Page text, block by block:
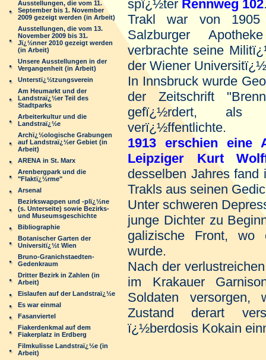
Ausstellungen, die vom 11.
September bis 1. November
2009 gezeigt werden (in Arbeit)
Ausstellungen, die vom 13.
November 2009 bis 31.
Jï¿½nner 2010 gezeigt werden
(in Arbeit)
Unsere Ausstellungen in der
Vergangenheit (in Arbeit)
Unterstï¿½tzungsverein
Am Heumarkt und der
Landstraï¿½er Teil des
Stadtparks
Arbeiterkultur und die
Landstraï¿½e
Archï¿½ologische Grabungen
auf Landstraï¿½er Gebiet (in
Arbeit)
ARENA in St. Marx
Arenbergpark und die
"Flaktï¿½rme"
Arsenal
Bezirkswappen und -plï¿½ne
(s. Unterseite) sowie Bezirks-
und Museumsgeschichte
Bibliographie
Botanischer Garten der
Universitï¿½t Wien
Bruno-Granichstaedten-
Gedenkraum
Dritter Bezirk in Zahlen (in
Arbeit)
Eislaufen auf der Landstraï¿½e
Es war einmal
Fasanviertel
Fiakerdenkmal auf dem
Fiakerplatz in Erdberg
Filmkulisse Landstraï¿½e (in
Arbeit)
spï¿½ter Rennweg 102
Trakl war von
Salzburger
verbrachte seine
der Wiener
In Innsbruck wurde
der Zeitschrift
gefï¿½rdert, als
verï¿½ffentlichte.
1913 erschien eine
Leipziger Kurt
desselben Jahres
Trakls aus seinen
Unter schweren
junge Dichter zu
galizische Front, wo
wurde.
Nach der
im Krakauer
Soldaten versorgen,
Zustand derart
ï¿½berdosis Kokain